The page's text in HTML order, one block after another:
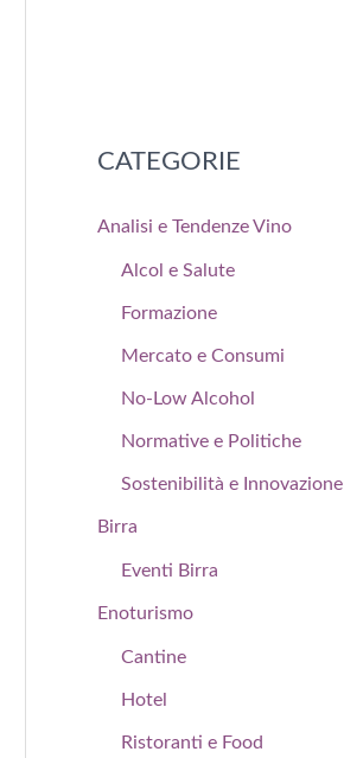
CATEGORIE
Analisi e Tendenze Vino
Alcol e Salute
Formazione
Mercato e Consumi
No-Low Alcohol
Normative e Politiche
Sostenibilità e Innovazione
Birra
Eventi Birra
Enoturismo
Cantine
Hotel
Ristoranti e Food